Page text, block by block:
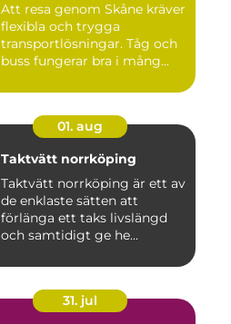
Att resa genom Skåne kräver
flexibla och trygga
transportlösningar. Tåg och
buss fungerar bra i mång...
01. aug
Taktvätt norrköping
Taktvätt norrköping är ett av
de enklaste sätten att
förlänga ett taks livslängd
och samtidigt ge he...
31. jul